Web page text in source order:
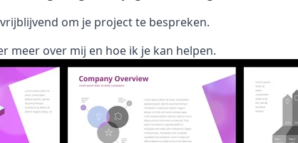
vrijblijvend om je project te bespreken.
meer over mij en hoe ik je kan helpen.